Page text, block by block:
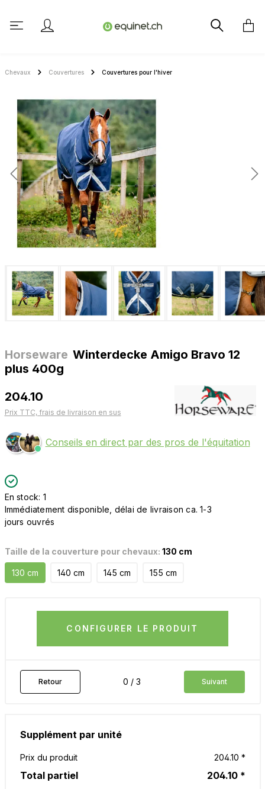
Chevaux Couvertures Couvertures pour l'hiver
Horseware Winterdecke Amigo Bravo 12
plus 400g
204.10
Prix TTC, frais de livraison en sus
Conseils en direct par des pros de l'équitation
En stock: 1
Immédiatement disponible, délai de livraison ca. 1-3
jours ouvrés
Taille de la couverture pour chevaux: 130 cm
130 cm 140 cm 145 cm 155 cm
CONFIGURER LE PRODUIT
Retour 0 / 3 Suivant
Supplément par unité
Prix du produit 204.10 *
Total partiel 204.10 *